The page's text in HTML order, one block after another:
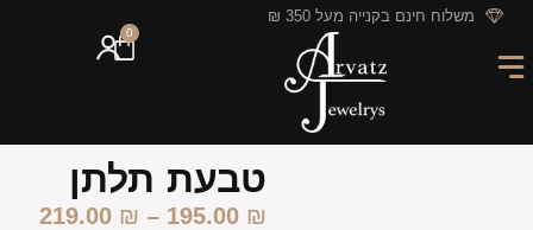
לתוכן משלוח חינם בקנייה מעל 350 ₪
0
טבעת תלתן
195.00 ₪
–
219.00 ₪